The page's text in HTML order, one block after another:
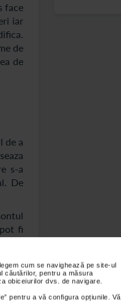
cum se navighează pe site-ul
căutărilor, pentru a măsura
obiceiurilor dvs. de navigare.
pentru a vă configura opțiunile. Vă
face
iar
de
de
de a
s-a
De
fi
al